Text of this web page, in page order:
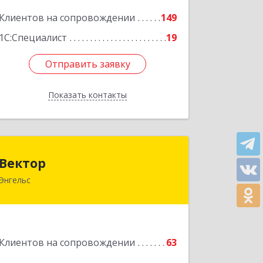
Клиентов на сопровождении
149
1С:Специалист
19
Отправить заявку
Показать контакты
Подробнее
Отправить заявку
Назад
Вектор
Энгельс
Клиентов на сопровождении 63
413107, Саратовская обл, Энгельс г,
Подробнее